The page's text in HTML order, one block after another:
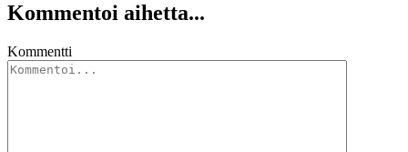
Kommentoi aihetta...
Kommentti